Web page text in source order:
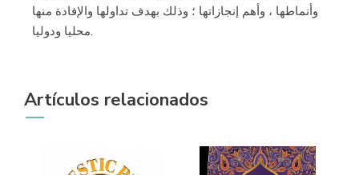
وأنماطها ، وأهم إنجازاتها ؛ وذلك بهدف تداولها والإفادة منها
محليا ودوليا.
Artículos relacionados